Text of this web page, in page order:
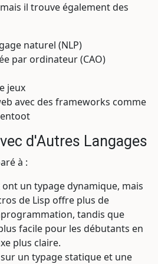
il trouve également des
naturel (NLP)
par ordinateur (CAO)
jeux
avec des frameworks comme
d'Autres Langages
à :
ont un typage dynamique, mais
de Lisp offre plus de
tandis que
facile pour les débutants en
plus claire.
sur un typage statique et une